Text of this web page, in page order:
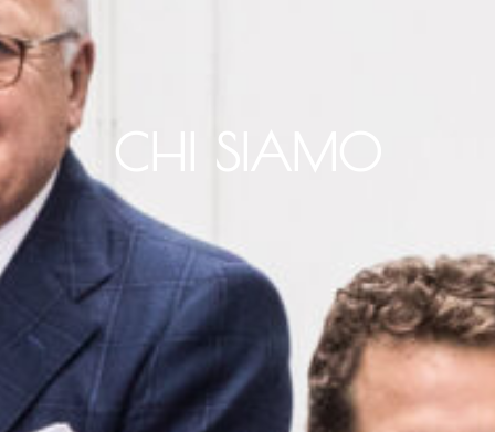
CHI SIAMO